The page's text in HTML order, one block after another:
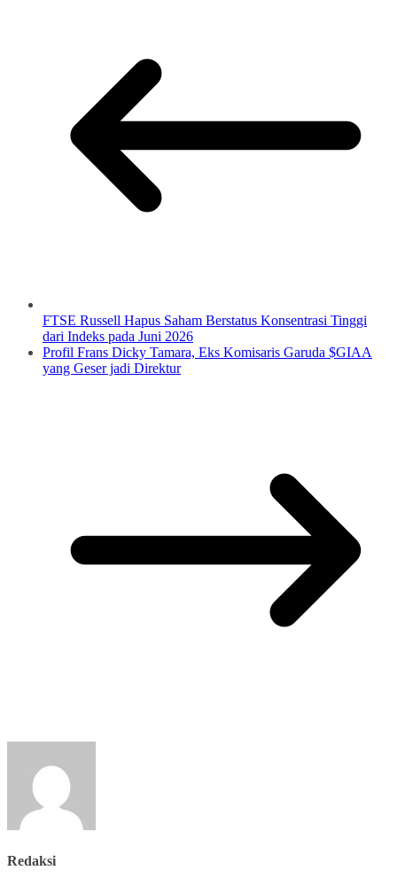
FTSE Russell Hapus Saham Berstatus Konsentrasi Tinggi
dari Indeks pada Juni 2026
Profil Frans Dicky Tamara, Eks Komisaris Garuda $GIAA
yang Geser jadi Direktur
Redaksi